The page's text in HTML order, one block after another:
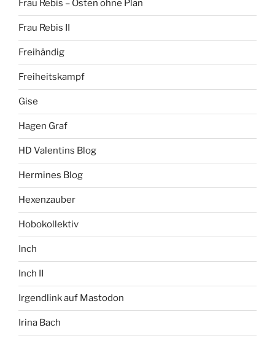
Frau Rebis – Osten ohne Plan
Frau Rebis II
Freihändig
Freiheitskampf
Gise
Hagen Graf
HD Valentins Blog
Hermines Blog
Hexenzauber
Hobokollektiv
Inch
Inch II
Irgendlink auf Mastodon
Irina Bach